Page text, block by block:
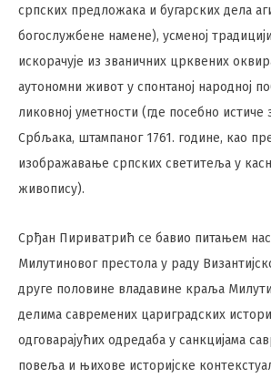
српских предложака и бугарских дела
богослужбене намене), усменој
искорачује из званичних црквених
аутономни живот у спонтаној народној
ликовној уметности (где посебно истиче
Србљака, штампаног 1761. године, као
изображавање српских светитеља у
живопису).
Срђан Пириватрић се бавио питањем
Милутиновог престола у раду
друге половине владавине краља
делима савремених цариградских
одговарајућих одредаба у санкцијама
повеља и њихове историјске